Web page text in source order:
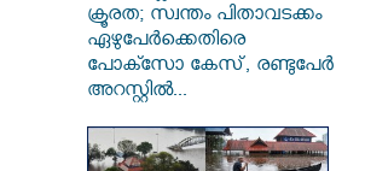
ക്രൂരത; സ്വന്തം പിതാവടക്കം
ഏഴുപേർക്കെതിരെ
പോക്സോ കേസ്, രണ്ടുപേർ
അറസ്റ്റിൽ...